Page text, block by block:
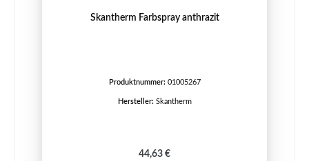
Skantherm Farbspray anthrazit
Produktnummer: 01005267
Hersteller: Skantherm
Regulärer Preis:
44,63 €